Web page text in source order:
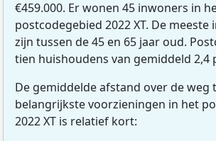
€459.000. Er wonen 45 inwoners in
postcodegebied 2022 XT. De meeste
zijn tussen de 45 en 65 jaar oud.
tien huishoudens van gemiddeld 2,4
De gemiddelde afstand over de weg
belangrijkste voorzieningen in het
2022 XT is relatief kort: